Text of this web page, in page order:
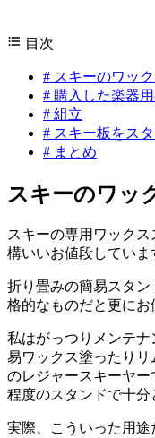
目次
# スキーのワッ
# 購入した楽器
# 組立
# スキー板をス
# まとめ
スキーのワッ
スキーの専用ワック
構いいお値段していま
折り畳みの簡易スタン
格的なものだと更にお
私はがっつりメンテ
易ワックス塗ったり
のレジャースキーヤ
程度のスタンドで十分
実際、こういった用途